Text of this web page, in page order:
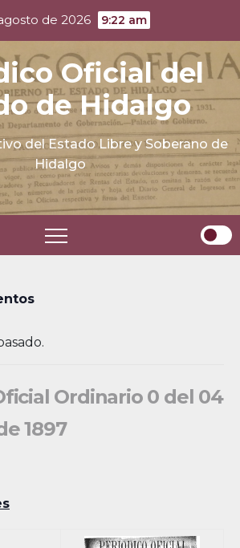
de 2026 9:22 am
Oficial del
de Hidalgo
del Estado Libre y Soberano de
Hidalgo
Ordinario 0 del 04
1897